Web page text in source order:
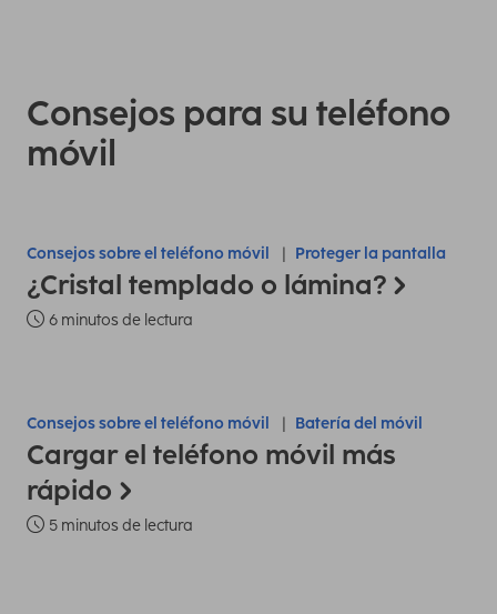
Consejos para su teléfono
móvil
Consejos sobre el teléfono móvil Proteger la pantalla
¿Cristal templado o lámina?
6 minutos de lectura
Consejos sobre el teléfono móvil Batería del móvil
Cargar el teléfono móvil más
rápido
5 minutos de lectura